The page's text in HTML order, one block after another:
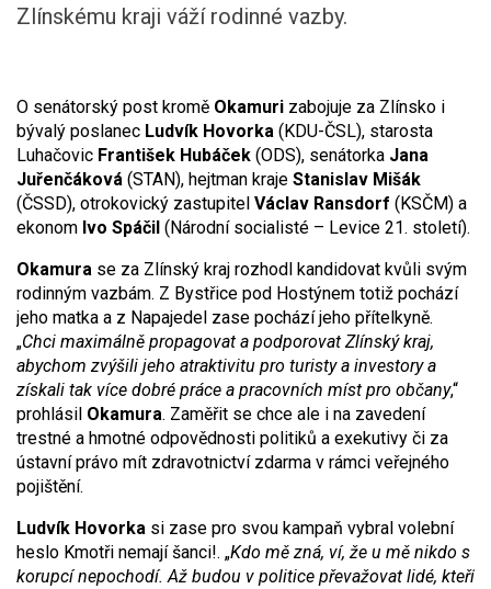
Zlínskému kraji váží rodinné vazby.
O senátorský post kromě Okamuri zabojuje za Zlínsko i
bývalý poslanec Ludvík Hovorka (KDU-ČSL), starosta
Luhačovic František Hubáček (ODS), senátorka Jana
Juřenčáková (STAN), hejtman kraje Stanislav Mišák
(ČSSD), otrokovický zastupitel Václav Ransdorf (KSČM) a
ekonom Ivo Spáčil (Národní socialisté – Levice 21. století).
Okamura se za Zlínský kraj rozhodl kandidovat kvůli svým
rodinným vazbám. Z Bystřice pod Hostýnem totiž pochází
jeho matka a z Napajedel zase pochází jeho přítelkyně.
„Chci maximálně propagovat a podporovat Zlínský kraj,
abychom zvýšili jeho atraktivitu pro turisty a investory a
získali tak více dobré práce a pracovních míst pro občany,“
prohlásil Okamura. Zaměřit se chce ale i na zavedení
trestné a hmotné odpovědnosti politiků a exekutivy či za
ústavní právo mít zdravotnictví zdarma v rámci veřejného
pojištění.
Ludvík Hovorka si zase pro svou kampaň vybral volební
heslo Kmotři nemají šanci!. „Kdo mě zná, ví, že u mě nikdo s
korupcí nepochodí. Až budou v politice převažovat lidé, kteří